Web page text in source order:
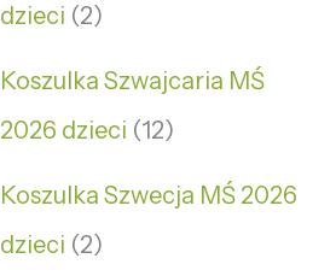
dzieci 2
Koszulka Szwajcaria MŚ
2026 dzieci 12
Koszulka Szwecja MŚ 2026
dzieci 2